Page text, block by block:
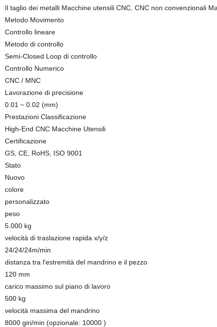
Il taglio dei metalli Macchine utensili CNC, CNC non convenzionali
Metodo Movimento
Controllo lineare
Metodo di controllo
Semi-Closed Loop di controllo
Controllo Numerico
CNC / MNC
Lavorazione di precisione
0.01 ~ 0.02 (mm)
Prestazioni Classificazione
High-End CNC Macchine Utensili
Certificazione
GS, CE, RoHS, ISO 9001
Stato
Nuovo
colore
personalizzato
peso
5.000 kg
velocità di traslazione rapida x/y/z
24/24/24m/min
distanza tra l′estremità del mandrino e il pezzo
120 mm
carico massimo sul piano di lavoro
500 kg
velocità massima del mandrino
8000 giri/min (opzionale: 10000 )